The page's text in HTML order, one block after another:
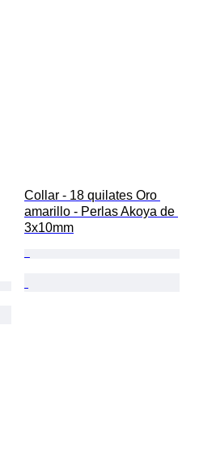
Collar - 18 quilates Oro
amarillo - Perlas Akoya de
3x10mm